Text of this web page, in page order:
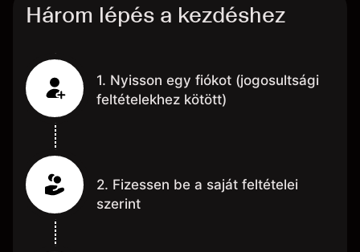
Három lépés a kezdéshez
1. Nyisson egy fiókot (jogosultsági
feltételekhez kötött)
2. Fizessen be a saját feltételei
szerint